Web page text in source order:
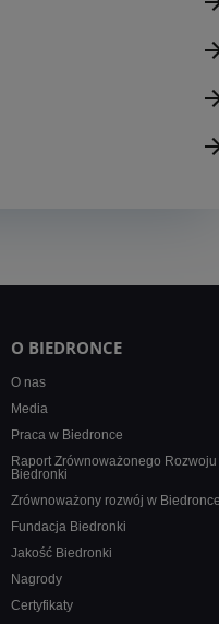
O BIEDRONCE
O nas
Media
Praca w Biedronce
Raport Zrównoważonego Rozwoju
Biedronki
Zrównoważony rozwój w Biedronce
Fundacja Biedronki
Jakość Biedronki
Nagrody
Certyfikaty